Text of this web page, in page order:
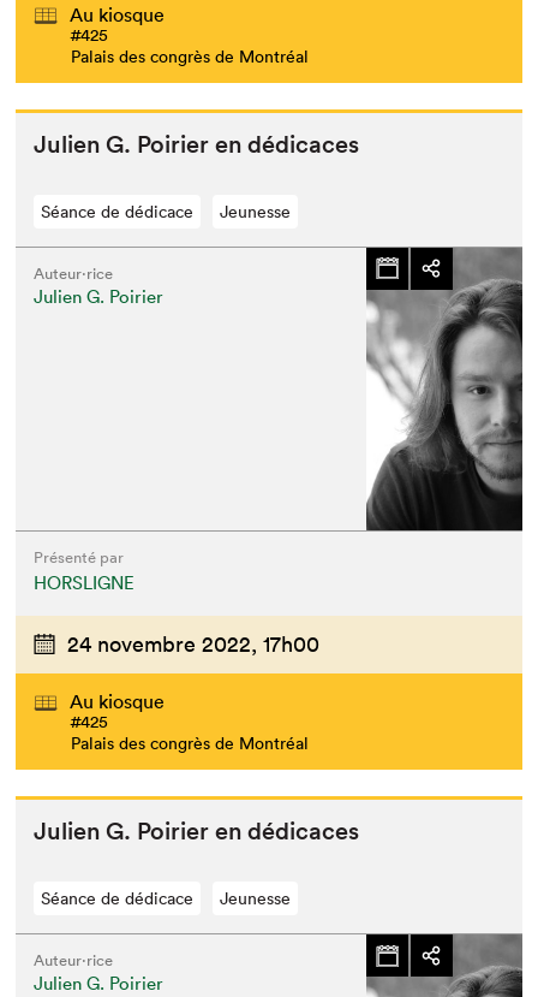
Au kiosque
#425
Palais des congrès de Montréal
Julien G. Poiri­er en dédicaces
Séance de dédicace Jeunesse
Auteur·rice
Julien G. Poirier
Présenté par
HORSLIGNE
24 novembre 2022, 17h00
Au kiosque
#425
Palais des congrès de Montréal
Julien G. Poiri­er en dédicaces
Séance de dédicace Jeunesse
Auteur·rice
Julien G. Poirier